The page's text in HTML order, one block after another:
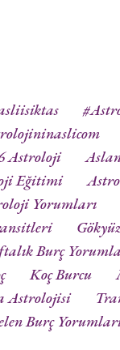
Astroloji
Eğitimi
Yorumları
Burç
Koç Burcu
Astrolojisi
Burç